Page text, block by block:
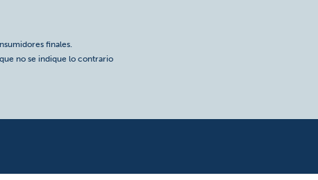
finales.
no se indique lo contrario